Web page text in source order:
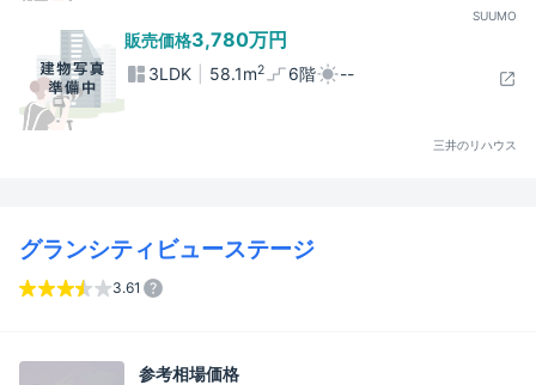
SUUMO
販売価格3,780万円
3LDK 58.1m2 6階 --
三井のリハウス
グランシティビューステージ
3.61
参考相場価格